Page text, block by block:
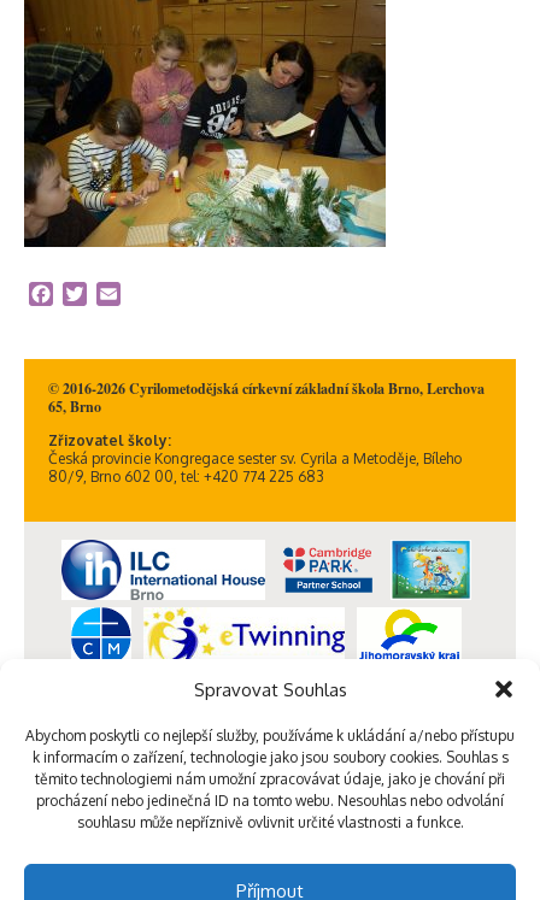
Spravovat Souhlas
Abychom poskytli co nejlepší služby, používáme k ukládání a/nebo přístupu
k informacím o zařízení, technologie jako jsou soubory cookies. Souhlas s
těmito technologiemi nám umožní zpracovávat údaje, jako je chování při
procházení nebo jedinečná ID na tomto webu. Nesouhlas nebo odvolání
souhlasu může nepříznivě ovlivnit určité vlastnosti a funkce.
Příjmout
Facebook
Twitter
© 2016-2026 Cyrilometodějská církevní základní škola Brno, Lerchova
65, Brno
Zřizovatel školy:
Česká provincie Kongregace sester sv. Cyrila a Metoděje, Bíleho
80/9, Brno 602 00, tel: +420 774 225 683